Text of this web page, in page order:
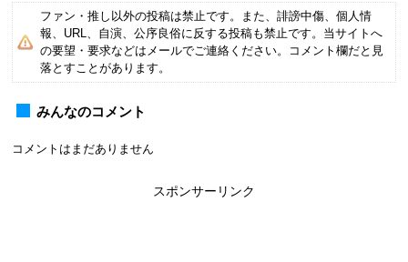
ファン・推し以外の投稿は禁止です。また、誹謗中傷、個人情
報、URL、自演、公序良俗に反する投稿も禁止です。当サイトへ
の要望・要求などはメールでご連絡ください。コメント欄だと見
落とすことがあります。
みんなのコメント
コメントはまだありません
スポンサーリンク